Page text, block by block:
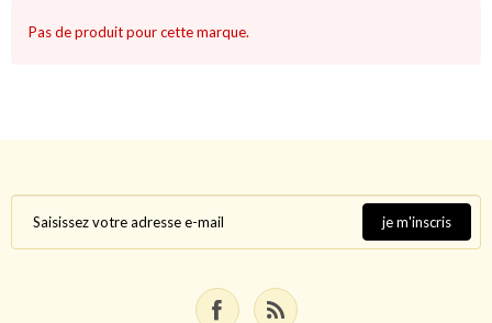
Pas de produit pour cette marque.
je m'inscris